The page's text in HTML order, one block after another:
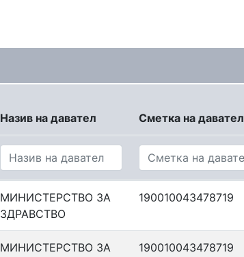
Назив на давател Сметка на давател
МИНИСТЕРСТВО ЗА
ЗДРАВСТВО
190010043478719
МИНИСТЕРСТВО ЗА
190010043478719